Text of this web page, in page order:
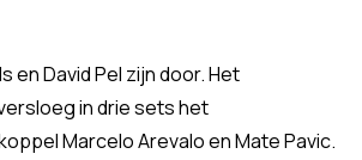
en David Pel zijn door. Het
in drie sets het
Marcelo Arevalo en Mate Pavic.